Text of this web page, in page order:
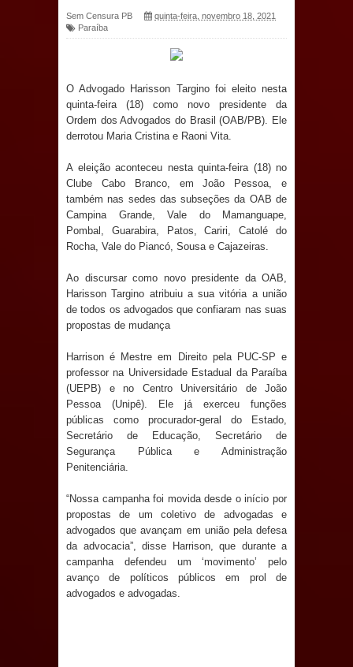
12 milhões na economia
revitalizar Memorial Augusto dos
Anjos
O verdadeiro oxigênio do Estado
Democrático de Direito – Bacharela
aborda de maneira inédita no mundo
jurídico brasileiro, temas polêmicos;
Confira!
campanha Julho Neon com ações de
conscientização sobre saúde bucal
Caldas Brandão: gestão municipal
antecipa pagamento do mês de julho
e aquece economia para Festa de
Santana
Saúde Bucal: Mais de 470 próteses
Sem Censura PB
quinta-feira, novembro 18, 2021
Paraíba
O Advogado Harisson Targino foi eleito nesta
quinta-feira (18) como novo presidente da
Ordem dos Advogados do Brasil (OAB/PB). Ele
derrotou Maria Cristina e Raoni Vita.
A eleição aconteceu nesta quinta-feira (18) no
Clube Cabo Branco, em João Pessoa, e
também nas sedes das subseções da OAB de
Campina Grande, Vale do Mamanguape,
Pombal, Guarabira, Patos, Cariri, Catolé do
Rocha, Vale do Piancó, Sousa e Cajazeiras.
Ao discursar como novo presidente da OAB,
Harisson Targino atribuiu a sua vitória a união
de todos os advogados que confiaram nas suas
propostas de mudança
Harrison é Mestre em Direito pela PUC-SP e
professor na Universidade Estadual da Paraíba
(UEPB) e no Centro Universitário de João
Pessoa (Unipê). Ele já exerceu funções
públicas como procurador-geral do Estado,
Secretário de Educação, Secretário de
Segurança Pública e Administração
Penitenciária.
“Nossa campanha foi movida desde o início por
propostas de um coletivo de advogadas e
advogados que avançam em união pela defesa
da advocacia”, disse Harrison, que durante a
campanha defendeu um ‘movimento’ pelo
avanço de políticos públicos em prol de
advogados e advogadas.